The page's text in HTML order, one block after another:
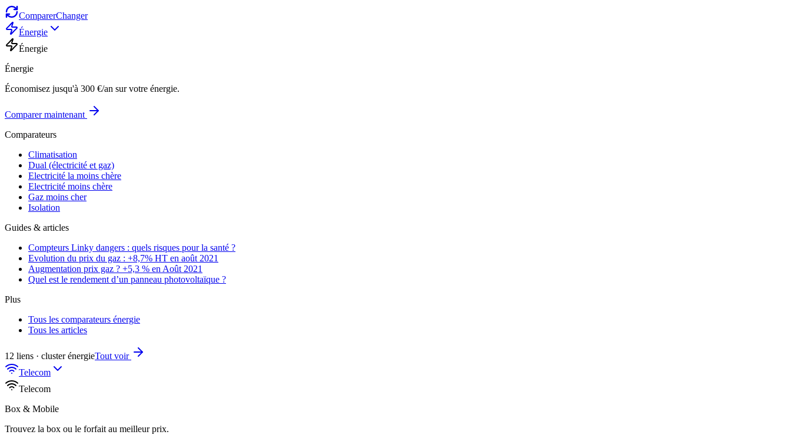
ComparerChanger
Énergie
Énergie
Énergie
Économisez jusqu'à 300 €/an sur votre énergie.
Comparer maintenant
Comparateurs
Climatisation
Dual (électricité et gaz)
Electricité la moins chère
Electricité moins chère
Gaz moins cher
Isolation
Guides & articles
Compteurs Linky dangers : quels risques pour la santé ?
Evolution du prix du gaz : +8,7% HT en août 2021
Augmentation prix gaz ? +5,3 % en Août 2021
Quel est le rendement d’un panneau photovoltaïque ?
Plus
Tous les comparateurs énergie
Tous les articles
12 liens · cluster énergieTout voir
Telecom
Telecom
Box & Mobile
Trouvez la box ou le forfait au meilleur prix.